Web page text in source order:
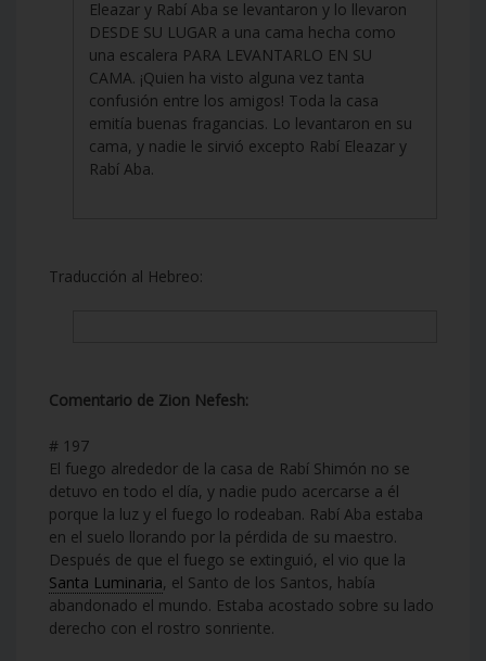
Eleazar y Rabí Aba se levantaron y lo llevaron
DESDE SU LUGAR a una cama hecha como
una escalera PARA LEVANTARLO EN SU
CAMA. ¡Quien ha visto alguna vez tanta
confusión entre los amigos! Toda la casa
emitía buenas fragancias. Lo levantaron en su
cama, y nadie le sirvió excepto Rabí Eleazar y
Rabí Aba.
Traducción al Hebreo:
Comentario de Zion Nefesh:
# 197
El fuego alrededor de la casa de Rabí Shimón no se
detuvo en todo el día, y nadie pudo acercarse a él
porque la luz y el fuego lo rodeaban. Rabí Aba estaba
en el suelo llorando por la pérdida de su maestro.
Después de que el fuego se extinguió, el vio que la
Santa Luminaria, el Santo de los Santos, había
abandonado el mundo. Estaba acostado sobre su lado
derecho con el rostro sonriente.